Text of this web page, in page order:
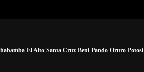
El Alto Santa Cruz Beni Pando Oruro Potosí